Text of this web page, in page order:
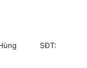
Hùng SĐT: